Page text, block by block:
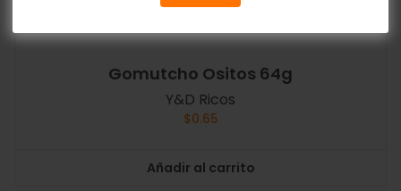
Gomutcho Ositos 64g
Y&D Ricos
$0.65
Añadir al carrito